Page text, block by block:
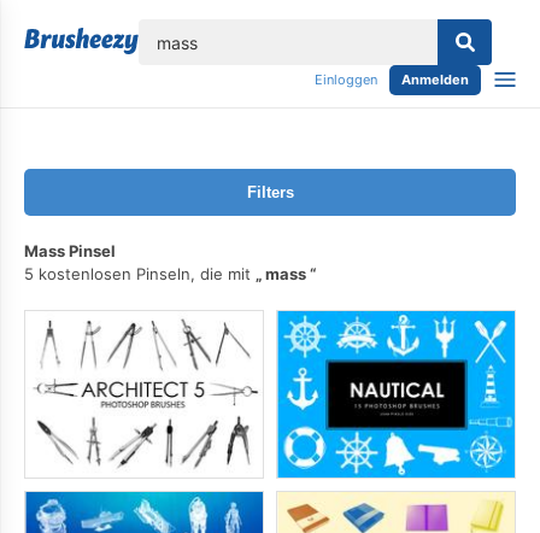
Einloggen Anmelden
Filters
Mass Pinsel
5 kostenlosen Pinseln, die mit
mass